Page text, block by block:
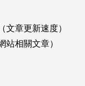
文章更新速度）
站相關文章）